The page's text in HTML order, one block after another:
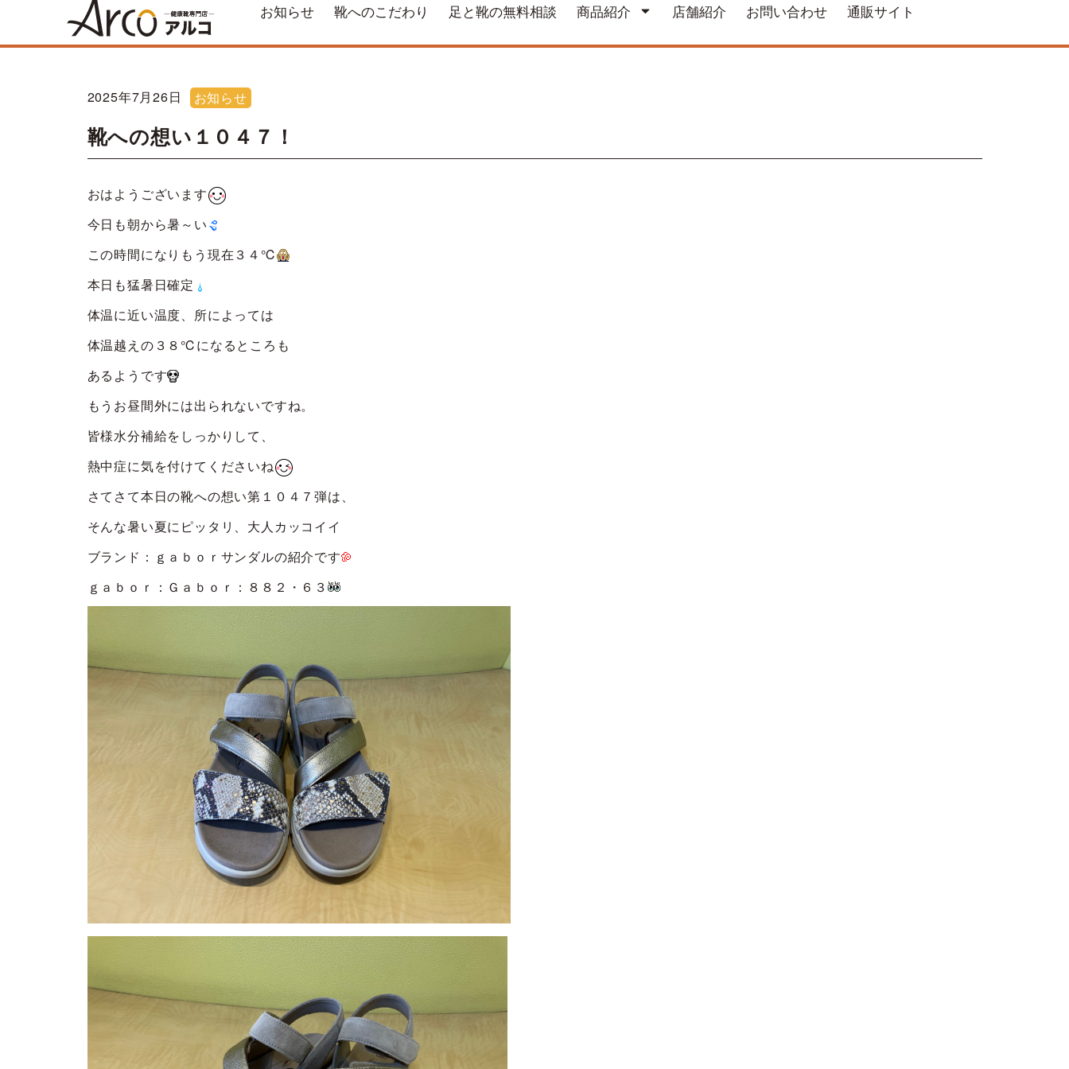
お知らせ 靴へのこだわり 足と靴の無料相談 商品紹介 店舗紹介 お問い合わせ 通販サイト
2025年7月26日 お知らせ
靴への想い１０４７！
おはようございます
今日も朝から暑～い
この時間になりもう現在３４℃
本日も猛暑日確定
体温に近い温度、所によっては
体温越えの３８℃になるところも
あるようです
もうお昼間外には出られないですね。
皆様水分補給をしっかりして、
熱中症に気を付けてくださいね
さてさて本日の靴への想い第１０４７弾は、
そんな暑い夏にピッタリ、大人カッコイイ
ブランド：ｇａｂｏｒサンダルの紹介です
ｇａｂｏｒ：Ｇａｂｏｒ：８８２・６３